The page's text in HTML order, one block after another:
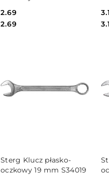
Cena:
2.69
Cena:
2.69
Sterg Klucz płasko-
oczkowy 19 mm S34019
DO KOSZYKA